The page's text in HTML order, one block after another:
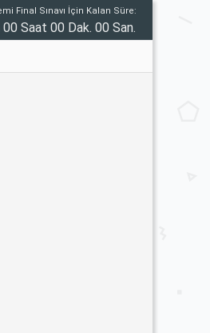
Final Sınavı İçin Kalan Süre:
00 Saat 00 Dak. 00 San.